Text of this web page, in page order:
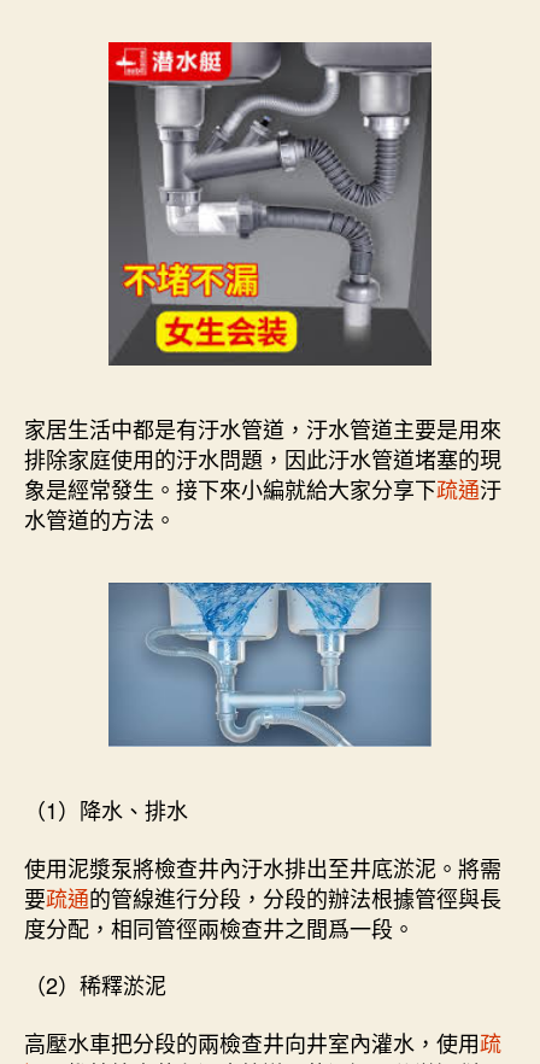
家居生活中都是有汙水管道，汙水管道主要是用來
排除家庭使用的汙水問題，因此汙水管道堵塞的現
象是經常發生。接下來小編就給大家分享下疏通汙
水管道的方法。
（1）降水、排水
使用泥漿泵將檢查井內汙水排出至井底淤泥。將需
要疏通的管線進行分段，分段的辦法根據管徑與長
度分配，相同管徑兩檢查井之間爲一段。
（2）稀釋淤泥
高壓水車把分段的兩檢查井向井室內灌水，使用疏